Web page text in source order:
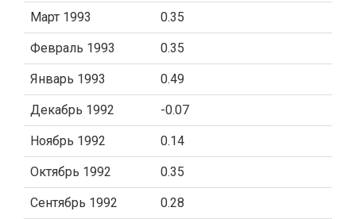
Март 1993 0.35
Февраль 1993 0.35
Январь 1993 0.49
Декабрь 1992 -0.07
Ноябрь 1992 0.14
Октябрь 1992 0.35
Сентябрь 1992 0.28